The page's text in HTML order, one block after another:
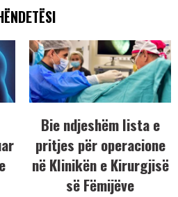
Bie ndjeshëm lista e
pritjes për operacione
në Klinikën e Kirurgjisë
së Fëmijëve